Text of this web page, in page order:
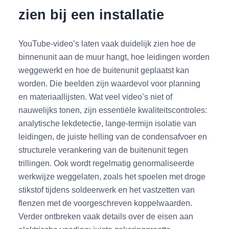
zien bij een installatie
YouTube-video’s laten vaak duidelijk zien hoe de
binnenunit aan de muur hangt, hoe leidingen worden
weggewerkt en hoe de buitenunit geplaatst kan
worden. Die beelden zijn waardevol voor planning
en materiaallijsten. Wat veel video’s niet of
nauwelijks tonen, zijn essentiële kwaliteitscontroles:
analytische lekdetectie, lange-termijn isolatie van
leidingen, de juiste helling van de condensafvoer en
structurele verankering van de buitenunit tegen
trillingen. Ook wordt regelmatig genormaliseerde
werkwijze weggelaten, zoals het spoelen met droge
stikstof tijdens soldeerwerk en het vastzetten van
flenzen met de voorgeschreven koppelwaarden.
Verder ontbreken vaak details over de eisen aan